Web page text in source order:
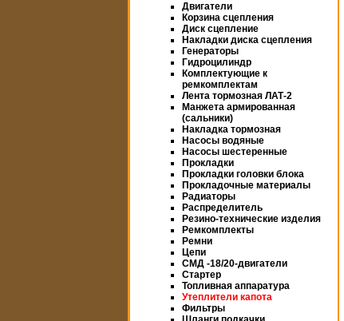
Двигатели
Корзина сцепления
Диск сцепление
Накладки диска сцепления
Генераторы
Гидроцилиндр
Комплектующие к
ремкомплектам
Лента тормозная ЛАТ-2
Манжета армированная
(сальники)
Накладка тормозная
Насосы водяные
Насосы шестеренные
Прокладки
Прокладки головки блока
Прокладочные материалы
Радиаторы
Распределитель
Резино-технические изделия
Ремкомплекты
Ремни
Цепи
СМД -18/20-двигатели
Стартер
Топливная аппаратура
Утеплители капота
Фильтры